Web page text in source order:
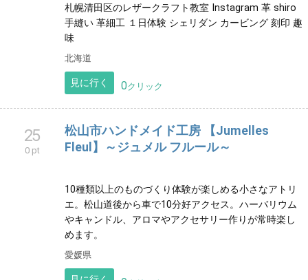
札幌清田区のレザークラフト教室 Instagram 革 shiro
手縫い 革細工 １日体験 シェリダン カービング 刻印 趣
味
北海道
見に行く 0
松山市ハンドメイド工房 【Jumelles
Fleul】～ジュメル フルール～